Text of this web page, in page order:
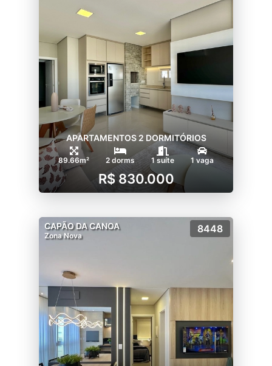
APARTAMENTOS 2 DORMITÓRIOS
89.66m² 2 dorms 1 suíte 1 vaga
R$ 830.000
CAPÃO DA CANOA
Zona Nova
8448